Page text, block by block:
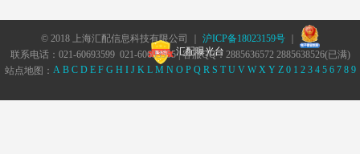
© 2018 上海汇配信息科技有限公司 ｜ 沪ICP备18023159号｜
汇配曝光台
联系电话：021-60693599 021-60693555 | 客服QQ：2885636572 2885638526(已满)
站点地图： A B C D E F G H I J K L M N O P Q R S T U V W X Y Z 0 1 2 3 4 5 6 7 8 9